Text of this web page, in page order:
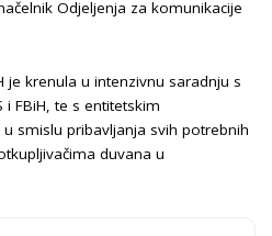
Odjeljenja za komunikacije
je krenula u intenzivnu saradnju s
FBiH, te s entitetskim
smislu pribavljanja svih potrebnih
duvana u